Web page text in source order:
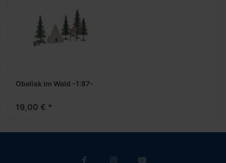
Obelisk im Wald -1:87-
19,00 € *